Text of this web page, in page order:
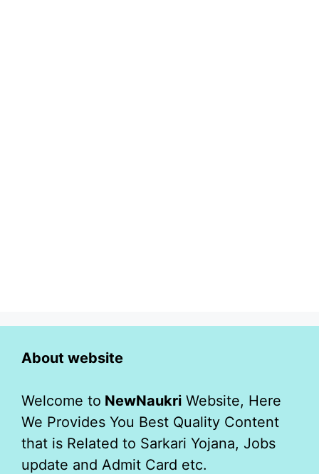
About website
Welcome to NewNaukri Website, Here
We Provides You Best Quality Content
that is Related to Sarkari Yojana, Jobs
update and Admit Card etc.